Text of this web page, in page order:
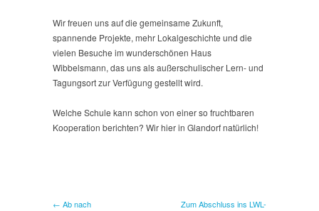
Wir freuen uns auf die gemeinsame Zukunft,
spannende Projekte, mehr Lokalgeschichte und die
vielen Besuche im wunderschönen Haus
Wibbelsmann, das uns als außerschulischer Lern- und
Tagungsort zur Verfügung gestellt wird.
Welche Schule kann schon von einer so fruchtbaren
Kooperation berichten? Wir hier in Glandorf natürlich!
← Ab nach
Zum Abschluss ins LWL-